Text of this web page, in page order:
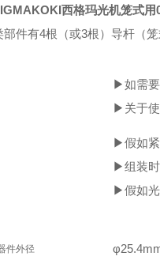
西格玛光机笼式用
部件有4根（或3根）导杆（笼
▶如需要
▶关于使
▶假如紧
▶组装时
▶假如光
件外径